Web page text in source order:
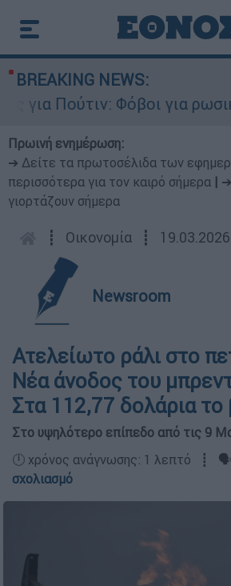
BREAKING NEWS:
για Πούτιν: Φόβοι για
Πρωινή ενημέρωση:
➔ Δείτε τα πρωτοσέλιδα των
περισσότερα για τον καιρό σήμερα
γιορτάζουν σήμερα
┋ Οικονομία ┋
Newsroom
Ατελείωτο ράλι στο
Νέα άνοδος του
Στα 112,77 δολάρια το
Στο υψηλότερο επίπεδο από τις 9
🕛 χρόνος ανάγνωσης: 1 λεπτό ┋ 🗣️
σχολιασμό